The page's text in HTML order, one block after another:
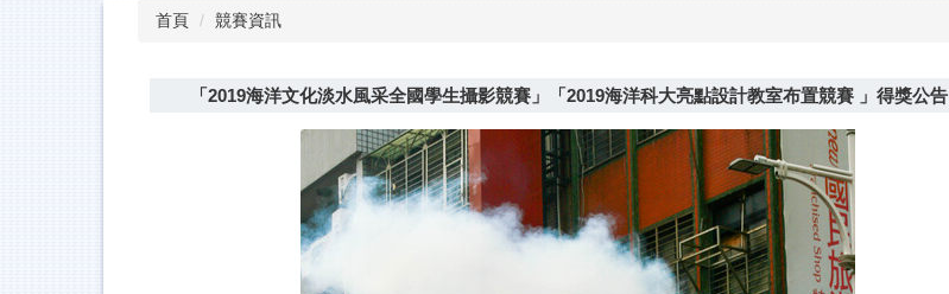
首頁 競賽資訊
「2019海洋文化淡水風采全國學生攝影競賽」「2019海洋科大亮點設計教室布置競賽 」得獎公告